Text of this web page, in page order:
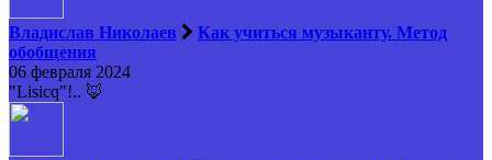
Владислав Николаев
Как учиться музыканту. Метод
обобщения
06 февраля 2024
"Lisicq"!.. 🦊